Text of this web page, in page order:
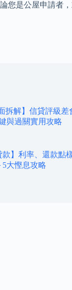
您是公屋申請者
拆解】信貸評級
與過關實用攻略
款】利率、還款點
5大慳息攻略